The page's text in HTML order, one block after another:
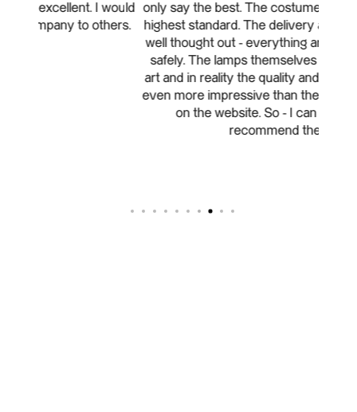
only say the best. The costumer support is of the
highest standard. The delivery and packaging are
well thought out - everything arrives on time and
safely. The lamps themselves are real works of
art and in reality the quality and workmanship are
even more impressive than the well-made photos
on the website. So - I can only warmly
recommend them.